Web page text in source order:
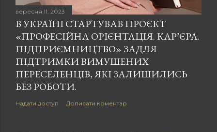
вересня 11, 2023
В УКРАЇНІ СТАРТУВАВ ПРОЄКТ
«ПРОФЕСІЙНА ОРІЄНТАЦІЯ. КАР’ЄРА.
ПІДПРИЄМНИЦТВО» ЗАДЛЯ
ПІДТРИМКИ ВИМУШЕНИХ
ПЕРЕСЕЛЕНЦІВ, ЯКІ ЗАЛИШИЛИСЬ
БЕЗ РОБОТИ.
Надати доступ Дописати коментар